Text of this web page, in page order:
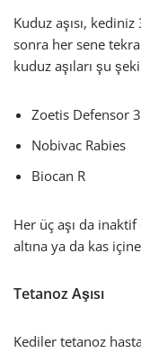
Kuduz aşısı,
sonra her sene
kuduz aşıları şu
Zoetis Defensor 3
Nobivac Rabies
Biocan R
Her üç aşı da
altına ya da kas
Tetanoz Aşısı
Kediler tetanoz